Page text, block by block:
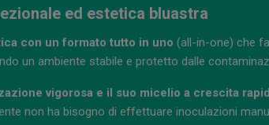
ed estetica bluastra
con un formato tutto in uno (all-in-one) che
un ambiente stabile e protetto dalle
vigorosa e il suo micelio a crescita
non ha bisogno di effettuare inoculazioni